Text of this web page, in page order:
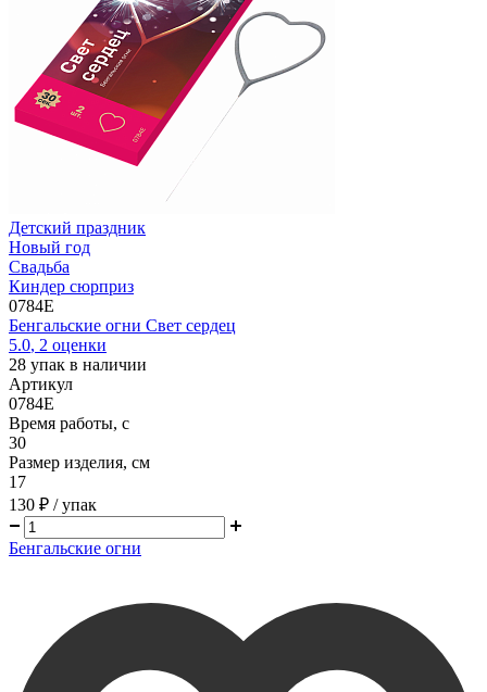
Детский праздник
Новый год
Свадьба
Киндер сюрприз
0784E
Бенгальские огни Свет сердец
5.0, 2 оценки
28 упак в наличии
Артикул
0784E
Время работы, с
30
Размер изделия, см
17
130 ₽ / упак
Бенгальские огни